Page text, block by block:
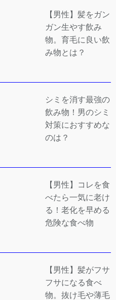
【男性】髪をガン
ガン生やす飲み
物。育毛に良い飲
み物とは？
シミを消す最強の
飲み物！男のシミ
対策におすすめな
のは？
【男性】コレを食
べたら一気に老け
る！老化を早める
危険な食べ物
【男性】髪がフサ
フサになる食べ
物。抜け毛や薄毛